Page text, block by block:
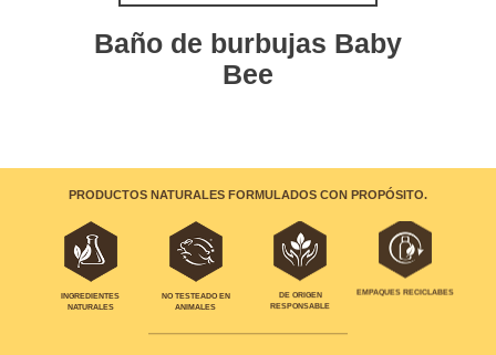
Baño de burbujas Baby
Bee
PRODUCTOS NATURALES FORMULADOS CON PROPÓSITO.
INGREDIENTES
NATURALES
NO TESTEADO EN
ANIMALES
DE ORIGEN
RESPONSABLE
EMPAQUES RECICLABES